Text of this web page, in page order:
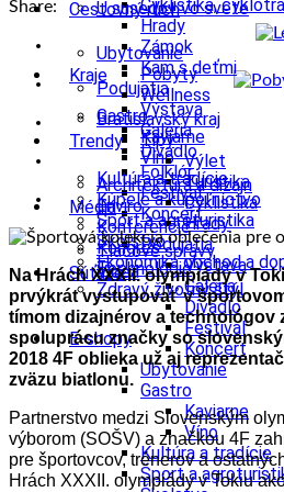
Cyklistika,
Hrady
Zámok
Kam s deťmi
Podujatia
Výstava
Galéria
Divadlo
Folklór
Festival
Koncert
U susedov vo svete
Cestovný ruch
Ubytovanie
Pobyty
Wellness
Gastro
Kaviarne
Víno
Kultúra a tradície
Kúpele a kúpeľníctvo
Šport a agroturistika
Školstvo
Ekonomika obchod a
Kraje
Bratislavský kraj
Tipy
Výlet
Turistika
Cyklistika
Hrady
Podujatia
Výstava
Galéria
Divadlo
Festival
Koncert
Ubytovanie
Gastro
Kaviarne
Víno
Kultúra a tradície
Šport a
Trendy
Architektúra a dizajn
Enviro
Konferencie
Kongres
Technológie
Zdravý životný štýl
Médiá
Tlačové správy
Videá
Súťaže
E-shopy
Share:
Na Hrách XXXII. olympiády v
prvýkrát vystupovať v
tímom dizajnérov a technológov
spoluprácu značky so
2018 4F oblieka už aj
zväzu biatlonu.
Partnerstvo medzi Slovenským
výborom (SOŠV) a značkou 4F
pre športovcov, trénerov a
Hrách XXXII. olympiády v Tokiu